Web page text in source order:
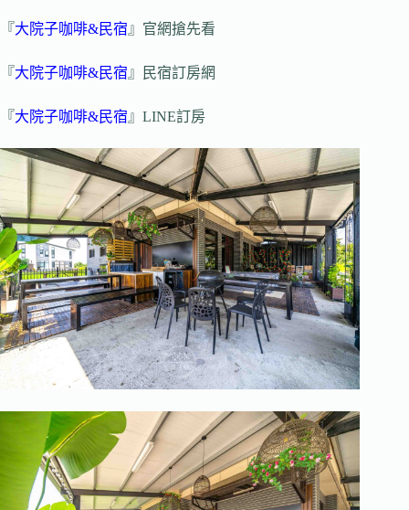
『 大院子咖啡&民宿』官網搶先看
『 大院子咖啡&民宿』民宿訂房網
『 大院子咖啡&民宿』LINE訂房